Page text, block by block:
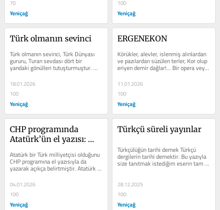
70
Yeniçağ
100
Yeniçağ
Türk olmanın sevinci
Türk olmanın sevinci, Türk Dünyası
gururu, Turan sevdası dört bir
yandaki gönülleri tutuşturmuştur.
Gençler Türk olmanın sevincini...
18.01.2026
100
Yeniçağ
ERGENEKON
Körükler, alevler, islenmiş alınlardan
ve pazılardan süzülen terler, Kor olup
eriyen demir dağlar!... Bir opera veya
müzikli sahne eseri...
11.01.2026
100
Yeniçağ
CHP programında
Atatürk’ün el yazısı:
Atatürk bir Türk milliyetçisi olduğunu
CHP programına el yazısıyla da
yazarak açıkça belirtmiştir. Atatürk
sadece savaş meydanlarında...
04.01.2026
100
Yeniçağ
Türkçü süreli yayınlar
Türkçülüğün tarihi demek Türkçü
dergilerin tarihi demektir. Bu yazıyla
size tanıtmak istediğim eserin tam
adı Türkçü – Turancı...
28.12.2025
100
Yeniçağ